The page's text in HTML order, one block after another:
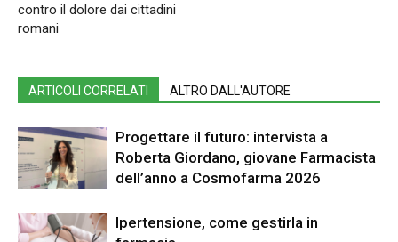
contro il dolore dai cittadini
romani
ARTICOLI CORRELATI ALTRO DALL'AUTORE
Progettare il futuro: intervista a
Roberta Giordano, giovane Farmacista
dell’anno a Cosmofarma 2026
Ipertensione, come gestirla in